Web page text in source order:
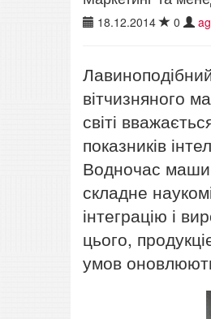
18.12.2014 0
вітчизняного
світі
показників
Водночас
складне
інтеграцію і
цього,
умов